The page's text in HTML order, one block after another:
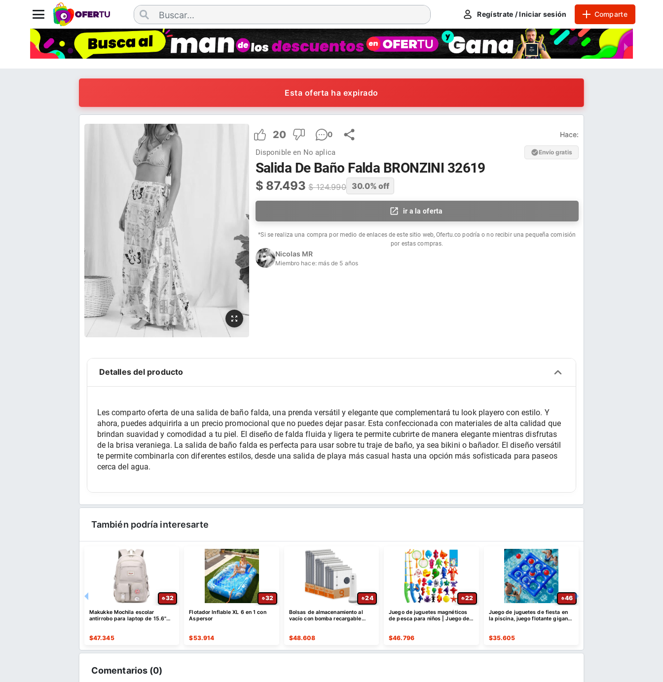
Regístrate / Iniciar sesión Comparte
Esta oferta ha expirado
20 0 Hace:
Disponible en No aplica Envío gratis
Salida De Baño Falda BRONZINI 32619
$ 87.493 $124.990 30.0% off
ir a la oferta
*Si se realiza una compra por medio de enlaces de este sitio web, Ofertu.co podría o no recibir una pequeña comisión
por estas compras.
Nicolas MR
Miembro hace: más de 5 años
Detalles del producto
Les comparto oferta de una salida de baño falda, una prenda versátil y elegante que complementará tu look playero con estilo. Y
ahora, puedes adquirirla a un precio promocional que no puedes dejar pasar. Esta confeccionada con materiales de alta calidad que
brindan suavidad y comodidad a tu piel. El diseño de falda fluida y ligera te permite cubrirte de manera elegante mientras disfrutas
de la brisa veraniega. La salida de baño falda es perfecta para usar sobre tu traje de baño, ya sea bikini o bañador. El diseño versátil
te permite combinarla con diferentes estilos, desde una salida de playa más casual hasta una opción más sofisticada para paseos
cerca del agua.
También podría interesarte
32
Makukke Mochila escolar
antirrobo para laptop de 15.6"
$47.345
32
Flotador Inflable XL 6 en 1 con
Aspersor
$53.914
24
Bolsas de almacenamiento al
vacío con bomba recargable
$48.608
22
Juego de juguetes magnéticos
de pesca para niños | Juego de
$46.796
46
Juego de juguetes de fiesta en
la piscina, juego flotante gigante
$35.605
Comentarios (0)